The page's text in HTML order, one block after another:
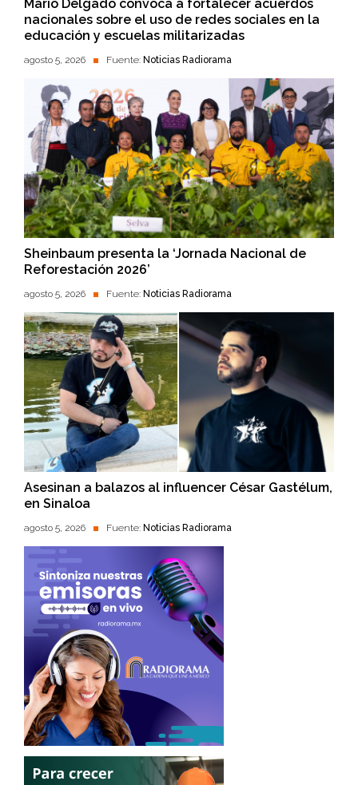
Mario Delgado convoca a fortalecer acuerdos
nacionales sobre el uso de redes sociales en la
educación y escuelas militarizadas
agosto 5, 2026 Fuente: Noticias Radiorama
Sheinbaum presenta la ‘Jornada Nacional de
Reforestación 2026’
agosto 5, 2026 Fuente: Noticias Radiorama
Asesinan a balazos al influencer César Gastélum,
en Sinaloa
agosto 5, 2026 Fuente: Noticias Radiorama